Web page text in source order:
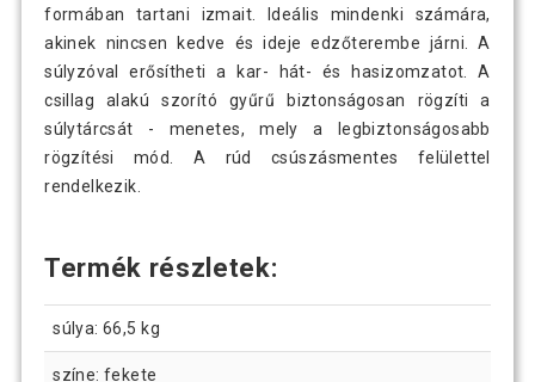
formában tartani izmait. Ideális mindenki számára,
akinek nincsen kedve és ideje edzőterembe járni. A
súlyzóval erősítheti a kar- hát- és hasizomzatot. A
csillag alakú szorító gyűrű biztonságosan rögzíti a
súlytárcsát - menetes, mely a legbiztonságosabb
rögzítési mód. A rúd csúszásmentes felülettel
rendelkezik.
Termék részletek:
súlya: 66,5 kg
színe: fekete